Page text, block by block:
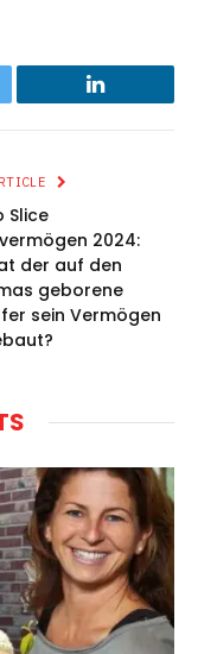
LinkedIn
Slice
2024:
der auf den
geborene
sein Vermögen